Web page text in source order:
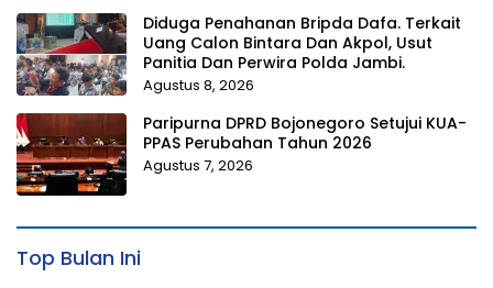
Diduga Penahanan Bripda Dafa. Terkait
Uang Calon Bintara Dan Akpol, Usut
Panitia Dan Perwira Polda Jambi.
Agustus 8, 2026
Paripurna DPRD Bojonegoro Setujui KUA-
PPAS Perubahan Tahun 2026
Agustus 7, 2026
Top Bulan Ini